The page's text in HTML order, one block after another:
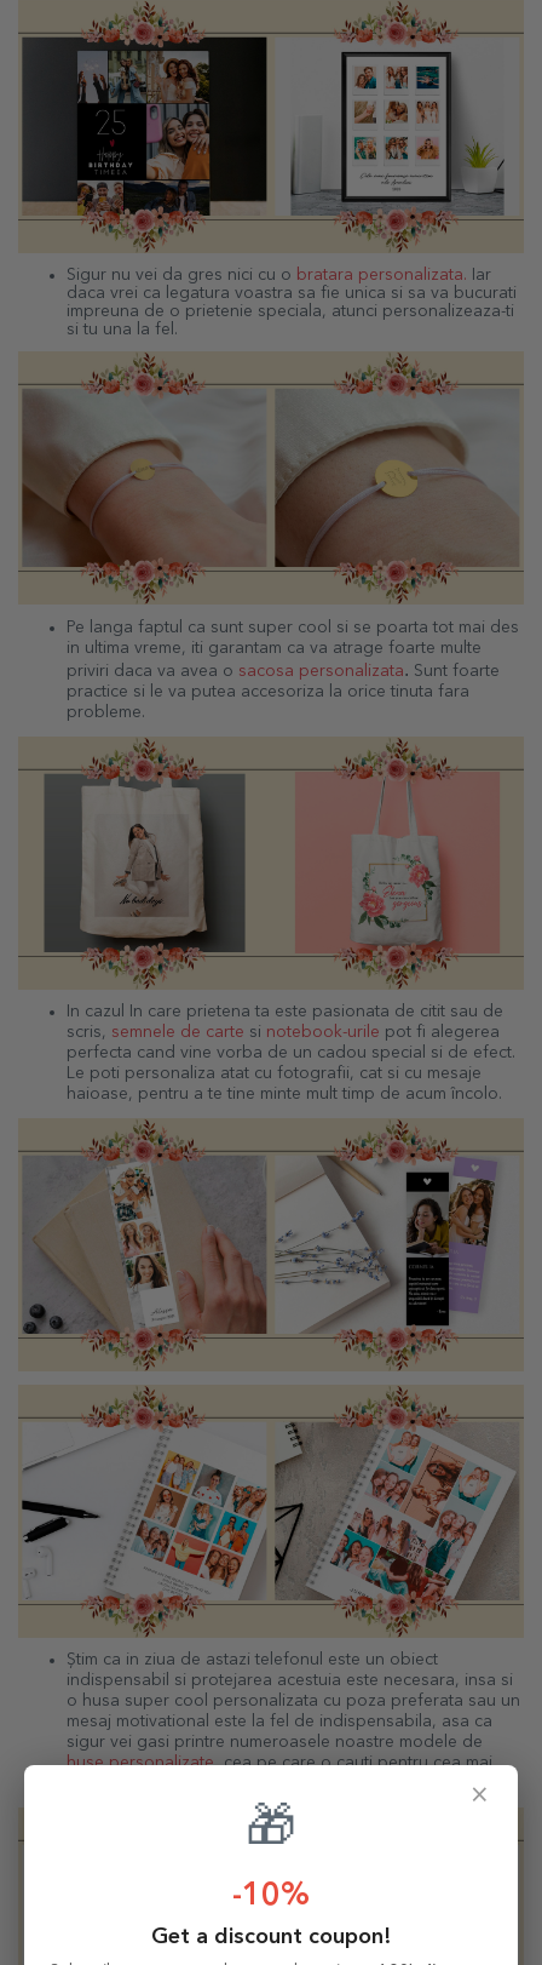
Sigur nu vei da gres nici cu o bratara personalizata. Iar
daca vrei ca legatura voastra sa fie unica si sa va bucurati
impreuna de o prietenie speciala, atunci personalizeaza-ti
si tu una la fel.
Pe langa faptul ca sunt super cool si se poarta tot mai des
in ultima vreme, iti garantam ca va atrage foarte multe
priviri daca va avea o sacosa personalizata. Sunt foarte
practice si le va putea accesoriza la orice tinuta fara
probleme.
In cazul In care prietena ta este pasionata de citit sau de
scris, semnele de carte si notebook-urile pot fi alegerea
perfecta cand vine vorba de un cadou special si de efect.
Le poti personaliza atat cu fotografii, cat si cu mesaje
haioase, pentru a te tine minte mult timp de acum încolo.
Știm ca in ziua de astazi telefonul este un obiect
indispensabil si protejarea acestuia este necesara, insa si
o husa super cool personalizata cu poza preferata sau un
mesaj motivational este la fel de indispensabila, asa ca
sigur vei gasi printre numeroasele noastre modele de
huse personalizate, cea pe care o cauti pentru cea mai
×
🎁
-10%
Get a discount coupon!